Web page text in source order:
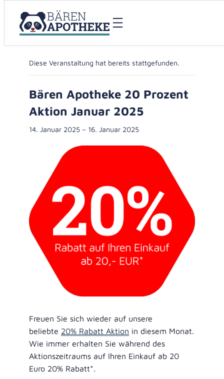
« Alle Veranstaltungen
Diese Veranstaltung hat bereits stattgefunden.
Bären Apotheke 20 Prozent
Aktion Januar 2025
14. Januar 2025 – 16. Januar 2025
Freuen Sie sich wieder auf unsere
beliebte 20% Rabatt Aktion in diesem Monat.
Wie immer erhalten Sie während des
Aktionszeitraums auf Ihren Einkauf ab 20
Euro 20% Rabatt*.